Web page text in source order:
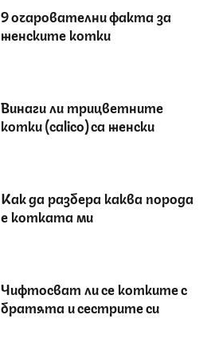
9 очарователни факта за
женските котки
Винаги ли трицветните
котки (calico) са женски
Как да разбера каква порода
е котката ми
Чифтосват ли се котките с
братята и сестрите си